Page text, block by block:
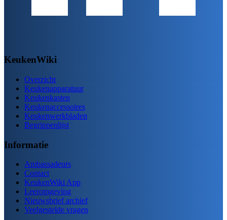
KeukenWiki
Overzicht
Keukenapparatuur
Keukenkasten
Keukenaccessoires
Keukenwerkbladen
Begrippenlijst
Informatie
Ambassadeurs
Contact
KeukenWiki App
Leeromgeving
Nieuwsbrief archief
Veelgestelde vragen